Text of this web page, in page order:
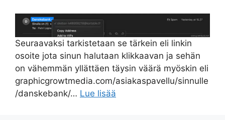
Seuraavaksi tarkistetaan se tärkein eli linkin
osoite jota sinun halutaan klikkaavan ja sehän
on vähemmän yllättäen täysin väärä myöskin eli
graphicgrowtmedia.com/asiakaspavellu/sinnulle
/danskebank/… Lue lisää